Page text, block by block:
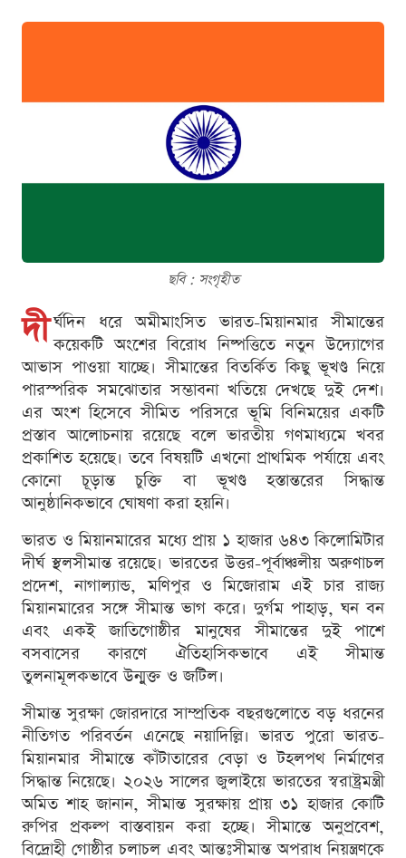
ছবি : সংগৃহীত
দী র্ঘদিন ধরে অমীমাংসিত ভারত-মিয়ানমার সীমান্তের
কয়েকটি অংশের বিরোধ নিষ্পত্তিতে নতুন উদ্যোগের
আভাস পাওয়া যাচ্ছে। সীমান্তের বিতর্কিত কিছু ভূখণ্ড নিয়ে
পারস্পরিক সমঝোতার সম্ভাবনা খতিয়ে দেখছে দুই দেশ।
এর অংশ হিসেবে সীমিত পরিসরে ভূমি বিনিময়ের একটি
প্রস্তাব আলোচনায় রয়েছে বলে ভারতীয় গণমাধ্যমে খবর
প্রকাশিত হয়েছে। তবে বিষয়টি এখনো প্রাথমিক পর্যায়ে এবং
কোনো চূড়ান্ত চুক্তি বা ভূখণ্ড হস্তান্তরের সিদ্ধান্ত
আনুষ্ঠানিকভাবে ঘোষণা করা হয়নি।
ভারত ও মিয়ানমারের মধ্যে প্রায় ১ হাজার ৬৪৩ কিলোমিটার
দীর্ঘ স্থলসীমান্ত রয়েছে। ভারতের উত্তর-পূর্বাঞ্চলীয় অরুণাচল
প্রদেশ, নাগাল্যান্ড, মণিপুর ও মিজোরাম এই চার রাজ্য
মিয়ানমারের সঙ্গে সীমান্ত ভাগ করে। দুর্গম পাহাড়, ঘন বন
এবং একই জাতিগোষ্ঠীর মানুষের সীমান্তের দুই পাশে
বসবাসের কারণে ঐতিহাসিকভাবে এই সীমান্ত
তুলনামূলকভাবে উন্মুক্ত ও জটিল।
সীমান্ত সুরক্ষা জোরদারে সাম্প্রতিক বছরগুলোতে বড় ধরনের
নীতিগত পরিবর্তন এনেছে নয়াদিল্লি। ভারত পুরো ভারত-
মিয়ানমার সীমান্তে কাঁটাতারের বেড়া ও টহলপথ নির্মাণের
সিদ্ধান্ত নিয়েছে। ২০২৬ সালের জুলাইয়ে ভারতের স্বরাষ্ট্রমন্ত্রী
অমিত শাহ জানান, সীমান্ত সুরক্ষায় প্রায় ৩১ হাজার কোটি
রুপির প্রকল্প বাস্তবায়ন করা হচ্ছে। সীমান্তে অনুপ্রবেশ,
বিদ্রোহী গোষ্ঠীর চলাচল এবং আন্তঃসীমান্ত অপরাধ নিয়ন্ত্রণকে